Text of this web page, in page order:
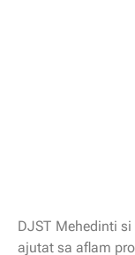
DJST Mehedinti
ajutat sa aflam